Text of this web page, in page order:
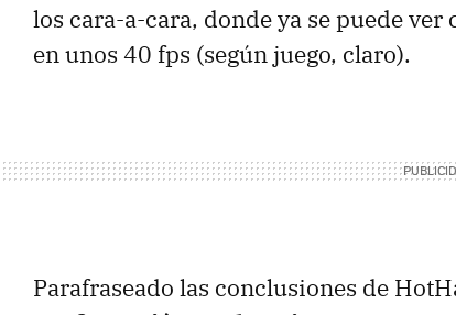
los cara-a-cara, donde ya se puede
en unos 40 fps (según juego, claro).
Parafraseado las conclusiones de